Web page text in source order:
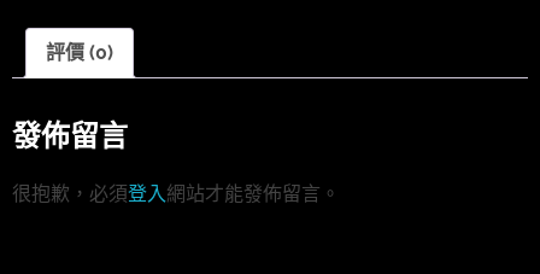
評價 (0)
發佈留言
很抱歉，必須登入 網站才能發佈留言。